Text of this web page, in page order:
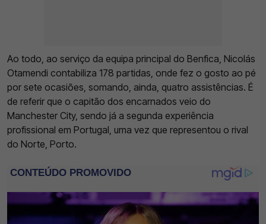
Ao todo, ao serviço da equipa principal do Benfica, Nicolás
Otamendi contabiliza 178 partidas, onde fez o gosto ao pé
por sete ocasiões, somando, ainda, quatro assistências. É
de referir que o capitão dos encarnados veio do
Manchester City, sendo já a segunda experiência
profissional em Portugal, uma vez que representou o rival
do Norte, Porto.